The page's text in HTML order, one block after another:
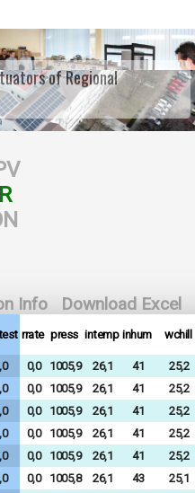
WOWSlider.com
of Regional
Download Excel
Info
rrate press intemp inhum wchill
0,0 1005,9 26,1 41
25,2
0,0 1005,9 26,1 41
25,2
0,0 1005,9 26,1 41
25,2
0,0 1005,9 26,1 41
25,2
0,0 1005,9 26,1 41
25,2
0,0 1005,8 26,1 43
25,1